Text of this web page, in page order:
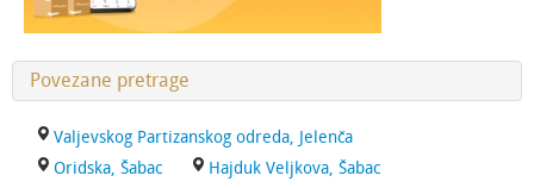
Povezane pretrage
Valjevskog Partizanskog odreda, Jelenča
Oridska, Šabac
Hajduk Veljkova, Šabac